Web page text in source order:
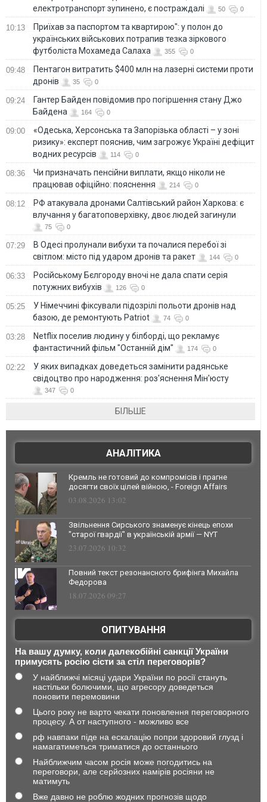
електротранспорт зупинено, є постраждалі
50 0
10:13
Приїхав за паспортом та квартирою": у полон до
українських військових потрапив тезка зіркового
футболіста Мохамеда Салаха
355 0
09:48
Пентагон витратить $400 млн на лазерні системи проти
дронів
35 0
09:24
Гантер Байден повідомив про погіршення стану Джо
Байдена
164 0
09:00
«Одеська, Херсонська та Запорізька області – у зоні
ризику»: експерт пояснив, чим загрожує Україні дефіцит
водних ресурсів
114 0
08:36
Чи призначать пенсійни виплати, якщо ніколи не
працював офіційно: пояснення
214 0
08:12
РФ атакувала дронами Салтівський район Харкова: є
влучання у багатоповерхівку, двоє людей загинули
75 0
07:29
В Одесі пролунали вибухи та почалися перебої зі
світлом: місто під ударом дронів та ракет
144 0
06:33
Російському Бєлгороду вночі не дала спати серія
потужних вибухів
126 0
05:25
У Німеччині фіксували підозрілі польоти дронів над
базою, де ремонтують Patriot
74 0
03:28
Netflix поселив людину у білборді, що рекламує
фантастичний фільм "Останній дім"
174 0
02:22
У яких випадках доведеться замінити радянське
свідоцтво про народження: роз'яснення Мін'юсту
347 0
БІЛЬШЕ
АНАЛІТИКА
Кремль не готовий до компромісів і прагне
досягти своїх цілей війною, - Foreign Affairs
03.08.2026 13:02
Звільнення Сирського знаменує кінець епохи
"старої гвардії" в українській армії — NYT
23.07.2026 10:32
Повний текст резонансного брифінга Михайла
Федорова
18.07.2026 09:27
ОПИТУВАННЯ
На вашу думку, коли далекобійні санкції України
примусять росію сісти за стіл переговорів?
У найближчі місяці удари України по росії стануть
настільки болючими, що агресору доведеться
поновити перемовини
Цього року не варто чекати поновлення переговорного
процесу. А от наступного - можливо все
рф навпаки піде на ескалацію попри здоровий глузд і
намагатиметься триматися до останнього
Найближчим часом росія може погодитись на
переговори, але серйозних намірів росіяни не
матимуть
Вже давно не роблю жодних прогнозів щодо